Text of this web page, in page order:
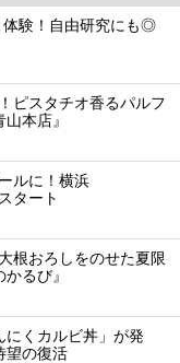
体験！自由研究にも◎
ピスタチオ香るパルフ
本店』
ルに！横浜
タート
根おろしをのせた夏限
るび』
にくカルビ丼」が発
望の復活